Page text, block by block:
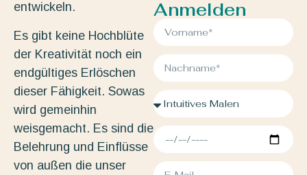
entwickeln.
Es gibt keine Hochblüte
der Kreativität noch ein
endgültiges Erlöschen
dieser Fähigkeit. Sowas
wird gemeinhin
weisgemacht. Es sind die
Belehrung und Einflüsse
von außen die unser
Anmelden